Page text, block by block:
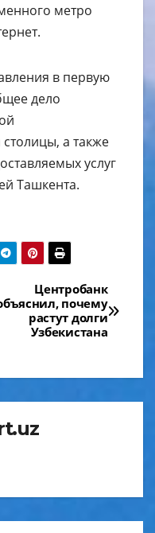
метро
в первую
дело
а также
услуг
Ташкента.
Центробанк
почему
растут долги
Узбекистана